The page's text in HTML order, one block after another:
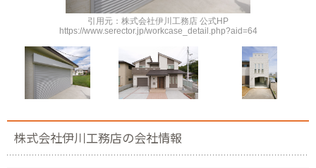
引用元：株式会社伊川工務店 公式HP
https://www.serector.jp/workcase_detail.php?aid=64
株式会社伊川工務店の会社情報